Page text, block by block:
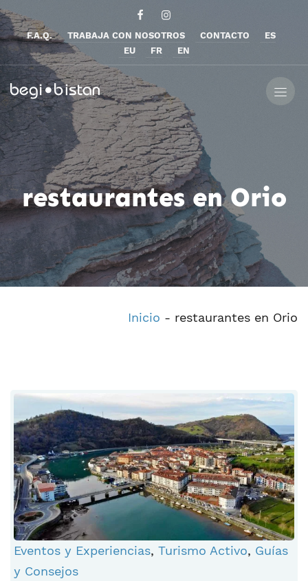
F.A.Q. TRABAJA CON NOSOTROS CONTACTO
ES
EU
FR EN
restaurantes en Orio
Inicio - restaurantes en Orio
Eventos y Experiencias, Turismo Activo, Guías
y Consejos